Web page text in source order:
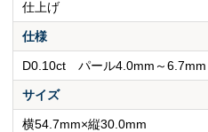
仕上げ
仕様
D0.10ct パール4.0mm～6.7mm
サイズ
横54.7mm×縦30.0mm